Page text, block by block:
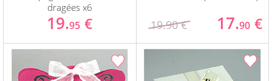
dragées x6
19.95 € 19.90 € 17.90 €